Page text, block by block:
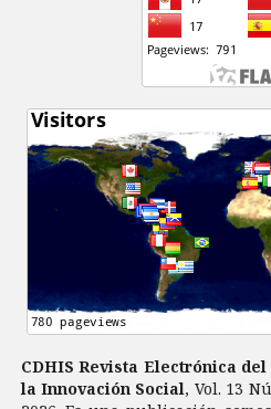
CDHIS Revista Electrónica
la Innovación Social, Vol. 13